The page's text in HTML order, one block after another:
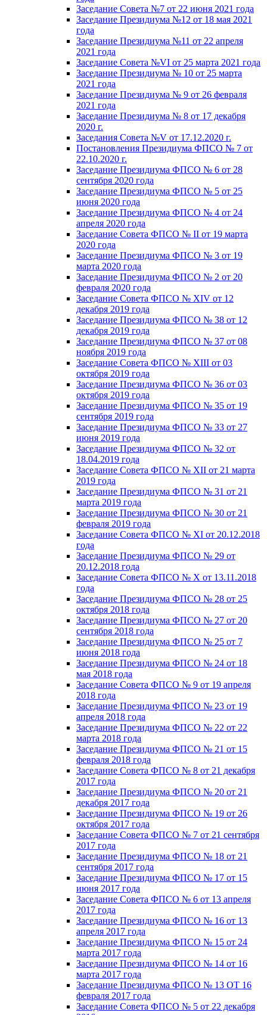
Заседание Совета №7 от 22 июня 2021 года
Заседание Президиума №12 от 18 мая 2021
года
Заседание Президиума №11 от 22 апреля
2021 года
Заседание Совета №VI от 25 марта 2021 года
Заседание Президиума № 10 от 25 марта
2021 года
Заседание Президиума № 9 от 26 февраля
2021 года
Заседание Президиума № 8 от 17 декабря
2020 г.
Заседания Совета №V от 17.12.2020 г.
Постановления Президиума ФПСО № 7 от
22.10.2020 г.
Заседание Президиума ФПСО № 6 от 28
сентября 2020 года
Заседание Президиума ФПСО № 5 от 25
июня 2020 года
Заседание Президиума ФПСО № 4 от 24
апреля 2020 года
Заседание Совета ФПСО № II от 19 марта
2020 года
Заседание Президиума ФПСО № 3 от 19
марта 2020 года
Заседание Президиума ФПСО № 2 от 20
февраля 2020 года
Заседание Совета ФПСО № XIV от 12
декабря 2019 года
Заседание Президиума ФПСО № 38 от 12
декабря 2019 года
Заседание Президиума ФПСО № 37 от 08
ноября 2019 года
Заседание Совета ФПСО № XIII от 03
октября 2019 года
Заседание Президиума ФПСО № 36 от 03
октября 2019 года
Заседание Президиума ФПСО № 35 от 19
сентября 2019 года
Заседание Президиума ФПСО № 33 от 27
июня 2019 года
Заседание Президиума ФПСО № 32 от
18.04.2019 года
Заседание Совета ФПСО № XII от 21 марта
2019 года
Заседание Президиума ФПСО № 31 от 21
марта 2019 года
Заседание Президиума ФПСО № 30 от 21
февраля 2019 года
Заседание Совета ФПСО № XI от 20.12.2018
года
Заседание Президиума ФПСО № 29 от
20.12.2018 года
Заседание Совета ФПСО № X от 13.11.2018
года
Заседание Президиума ФПСО № 28 от 25
октября 2018 года
Заседание Президиума ФПСО № 27 от 20
сентября 2018 года
Заседание Президиума ФПСО № 25 от 7
июня 2018 года
Заседание Президиума ФПСО № 24 от 18
мая 2018 года
Заседание Совета ФПСО № 9 от 19 апреля
2018 года
Заседание Президиума ФПСО № 23 от 19
апреля 2018 года
Заседание Президиума ФПСО № 22 от 22
марта 2018 года
Заседание Президиума ФПСО № 21 от 15
февраля 2018 года
Заседание Совета ФПСО № 8 от 21 декабря
2017 года
Заседание Президиума ФПСО № 20 от 21
декабря 2017 года
Заседание Президиума ФПСО № 19 от 26
октября 2017 года
Заседание Совета ФПСО № 7 от 21 сентября
2017 года
Заседание Президиума ФПСО № 18 от 21
сентября 2017 года
Заседание Президиума ФПСО № 17 от 15
июня 2017 года
Заседание Совета ФПСО № 6 от 13 апреля
2017 года
Заседание Президиума ФПСО № 16 от 13
апреля 2017 года
Заседание Президиума ФПСО № 15 от 24
марта 2017 года
Заседание Президиума ФПСО № 14 от 16
марта 2017 года
Заседание Президиума ФПСО № 13 ОТ 16
февраля 2017 года
Заседание Совета ФПСО № 5 от 22 декабря